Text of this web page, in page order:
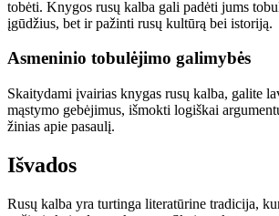
tobėti. Knygos rusų kalba gali padėti jums
įgūdžius, bet ir pažinti rusų kultūrą bei istoriją.
Asmeninio tobulėjimo galimybės
Skaitydami įvairias knygas rusų kalba, galite
mąstymo gebėjimus, išmokti logiškai
žinias apie pasaulį.
Išvados
Rusų kalba yra turtinga literatūrine tradicija,